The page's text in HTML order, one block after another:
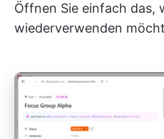
Öffnen Sie einfach das,
wiederverwenden